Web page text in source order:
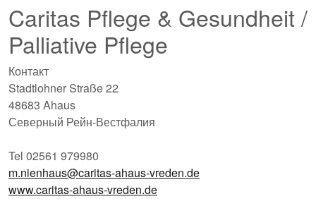
Caritas Pflege & Gesundheit /
Palliative Pflege
Контакт
Stadtlohner Straße 22
48683 Ahaus
Северный Рейн-Вестфалия
Tel 02561 979980
m.nienhaus@caritas-ahaus-vreden.de
www.caritas-ahaus-vreden.de